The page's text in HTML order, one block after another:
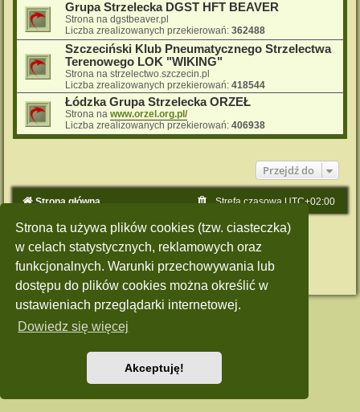
Strona ta używa plików cookies (tzw. ciasteczka)
w celach statystycznych, reklamowych oraz
funkcjonalnych. Warunki przechowywania lub
dostępu do plików cookies można określić w
ustawieniach przeglądarki internetowej.
Dowiedz się więcej
Akceptuję!
Grupa Strzelecka DGST HFT BEAVER
Strona na dgstbeaver.pl
Liczba zrealizowanych przekierowań: 362488
Szczeciński Klub Pneumatycznego Strzelectwa
Terenowego LOK "WIKING"
Strona na strzelectwo.szczecin.pl
Liczba zrealizowanych przekierowań: 418544
Łódzka Grupa Strzelecka ORZEŁ
Strona na www.orzel.org.pl/
Liczba zrealizowanych przekierowań: 406938
Przejdź do
Strona główna Strefa czasowa UTC+02:00
Technologię dostarcza phpBB® Forum Software © phpBB Limited
Polski pakiet językowy dostarczaphpBB.pl
Style: Green-Style by Joyce&Luna phpBB-Style-Design
Zasady ochrony danych osobowych
|Regulamin